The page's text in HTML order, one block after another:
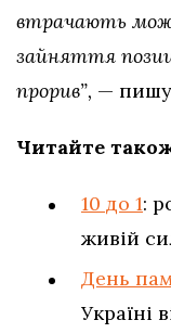
втрачають
зайняття
прорив”, —
Читайте
10 до 1:
живій
День
Україні